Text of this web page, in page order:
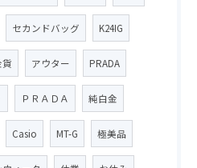
セカンドバッグ K24IG
貨 アウター PRADA
ＰＲＡＤＡ 純白金
Casio MT-G 極美品